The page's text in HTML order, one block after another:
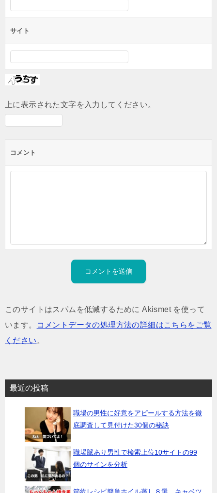
サイト
上に表示された文字を入力してください。
コメント
このサイトはスパムを低減するために Akismet を使って
います。
コメントデータの処理方法の詳細はこちらをご覧
ください 。
最近の投稿
職場の男性に好意をアピールする方法を徹
底調査して見付けた30個の秘訣
職場脈あり男性で検索上位10サイトの99
個のサインを分析